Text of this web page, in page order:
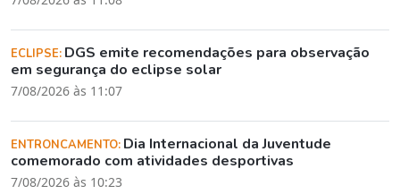
ECLIPSE: DGS emite recomendações para observação
em segurança do eclipse solar
7/08/2026 às 11:07
ENTRONCAMENTO: Dia Internacional da Juventude
comemorado com atividades desportivas
7/08/2026 às 10:23